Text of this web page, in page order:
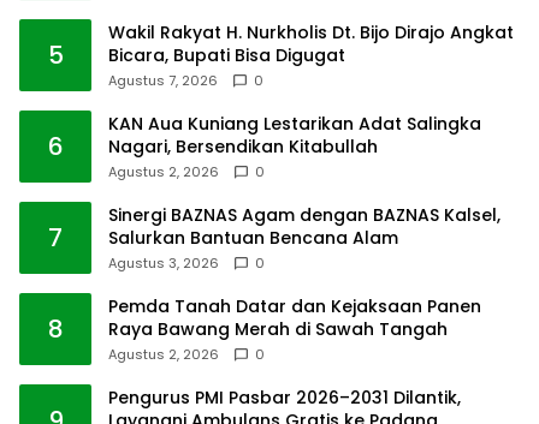
5
Wakil Rakyat H. Nurkholis Dt. Bijo Dirajo Angkat
Bicara, Bupati Bisa Digugat
Agustus 7, 2026 0
6
KAN Aua Kuniang Lestarikan Adat Salingka
Nagari, Bersendikan Kitabullah
Agustus 2, 2026 0
7
Sinergi BAZNAS Agam dengan BAZNAS Kalsel,
Salurkan Bantuan Bencana Alam
Agustus 3, 2026 0
8
Pemda Tanah Datar dan Kejaksaan Panen
Raya Bawang Merah di Sawah Tangah
Agustus 2, 2026 0
Pengurus PMI Pasbar 2026–2031 Dilantik,